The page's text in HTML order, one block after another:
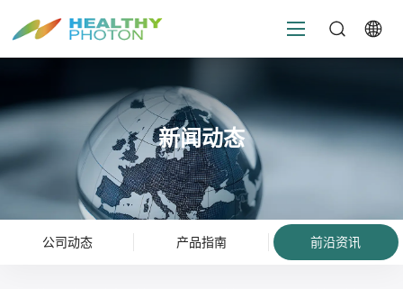
新闻动态
公司动态 产品指南 前沿资讯